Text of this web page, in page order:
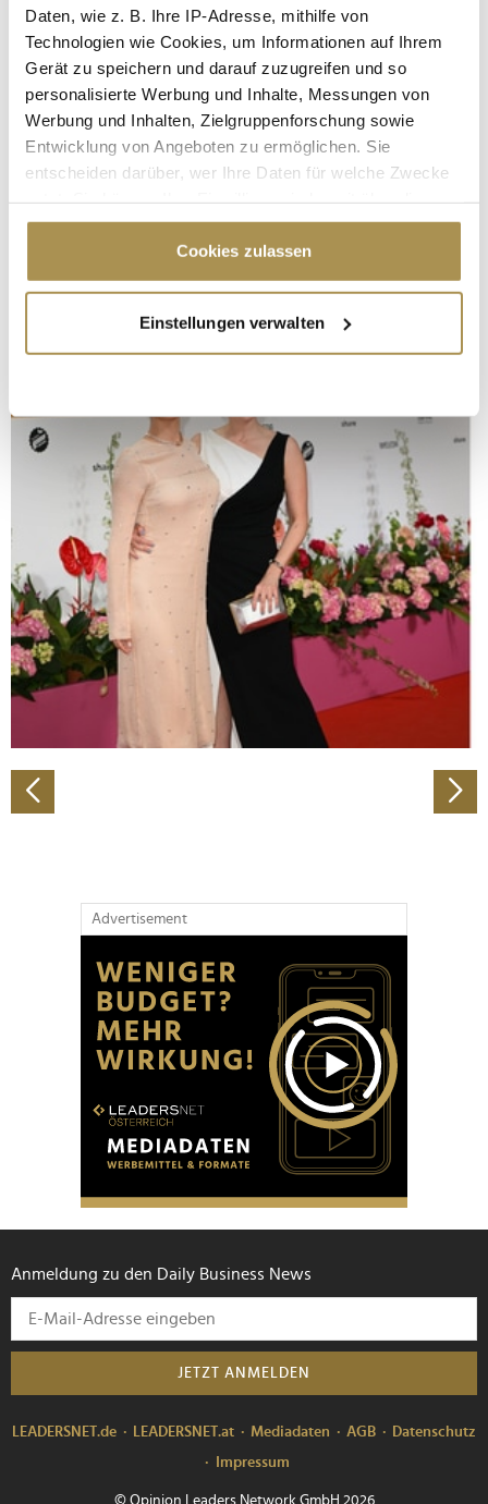
Daten, wie z. B. Ihre IP-Adresse, mithilfe von
Technologien wie Cookies, um Informationen auf Ihrem
Gerät zu speichern und darauf zuzugreifen und so
personalisierte Werbung und Inhalte, Messungen von
Werbung und Inhalten, Zielgruppenforschung sowie
Entwicklung von Angeboten zu ermöglichen. Sie
entscheiden darüber, wer Ihre Daten für welche Zwecke
Cookie-Erklärung oder durch Klicken auf das Privacy
Trigger Symbol ändern oder widerrufen
Informationen über Ihre geografische Lage
erfassen, welche bis auf einige Meter genau sein
bestimmten Merkmalen (Fingerprinting) identifizieren
Erfahren Sie mehr darüber, wie Ihre persönlichen Daten
verarbeitet werden, und legen Sie Ihre Präferenzen im
Abschnitt Einzelheiten fest.
Wir verwenden Cookies, um Inhalte und Anzeigen zu
personalisieren, Funktionen für soziale Medien anbieten
zu können und die Zugriffe auf unsere Website zu
analysieren. Außerdem geben wir Informationen zu Ihrer
Verwendung unserer Website an unsere Partner für
soziale Medien, Werbung und Analysen weiter. Unsere
Partner führen diese Informationen möglicherweise mit
haben oder die sie im Rahmen Ihrer Nutzung der Dienste
gesammelt haben.
Cookies zulassen
Einstellungen verwalten
Advertisement
Anmeldung zu den Daily Business News
JETZT ANMELDEN
LEADERSNET.de LEADERSNET.at Mediadaten AGB
Datenschutz
Impressum